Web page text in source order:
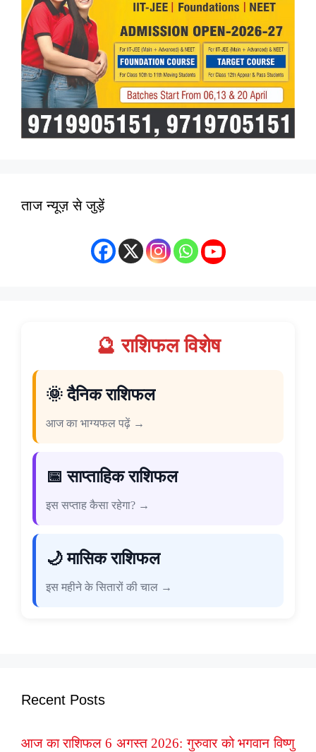
ताज न्यूज़ से जुड़ें
🔮 राशिफल विशेष
🌞 दैनिक राशिफल
आज का भाग्यफल पढ़ें →
📅 साप्ताहिक राशिफल
इस सप्ताह कैसा रहेगा? →
🌙 मासिक राशिफल
इस महीने के सितारों की चाल →
Recent Posts
आज का राशिफल 6 अगस्त 2026: गुरुवार को भगवान विष्णु